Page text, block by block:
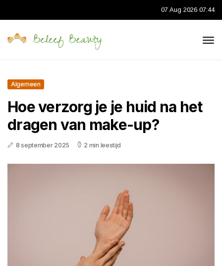
07 Aug 2026 07:44
Algemeen
Hoe verzorg je je huid na het
dragen van make-up?
8 september 2025 2 min leestijd